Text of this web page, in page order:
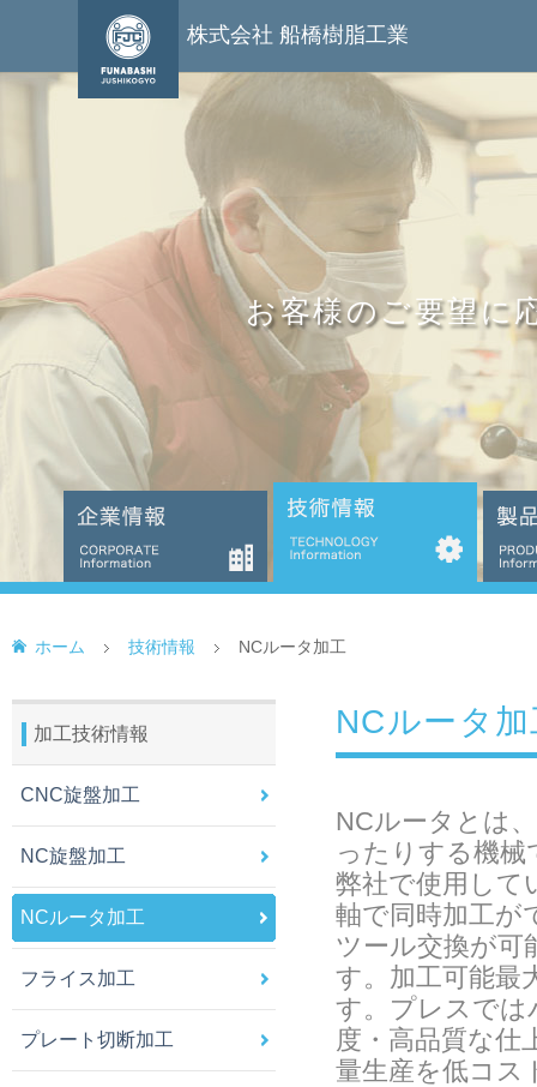
株式会社 船橋樹脂工業
お客様のご要望に
ホーム 技術情報 NCルータ加工
NCルータ
NCルータとは
ったりする機械
弊社で使用して
軸で同時加工が
ツール交換が可
す。加工可能最
す。プレスでは
度・高品質な仕
量生産を低コス
加工技術情報
CNC旋盤加工
NC旋盤加工
NCルータ加工
フライス加工
プレート切断加工